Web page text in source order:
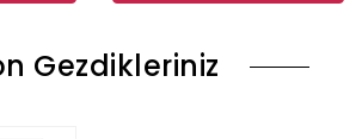
Gezdikleriniz